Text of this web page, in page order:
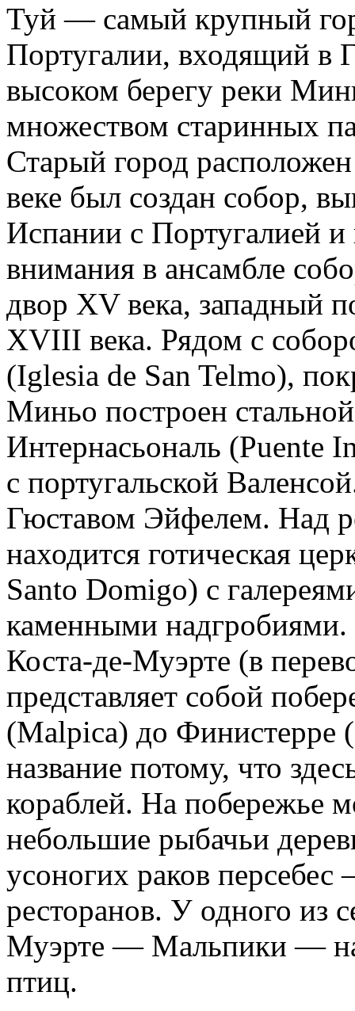
Туй — самый крупный
Португалии, входящий в
высоком берегу реки
множеством старинных
Старый город
веке был создан собор,
Испании с Португалией
внимания в ансамбле
двор XV века, западный
XVIII века. Рядом с
(Iglesia de San Telmo),
Миньо построен
Интернасьональ (Puente
с португальской
Гюставом Эйфелем. Над
находится готическая
Santo Domigo) с
каменными надгробиями.
Коста-де-Муэрте (в
представляет собой
(Malpica) до Финистерре
название потому, что
кораблей. На побережье
небольшие рыбачьи
усоногих раков
ресторанов. У одного из
Муэрте — Мальпики —
птиц.